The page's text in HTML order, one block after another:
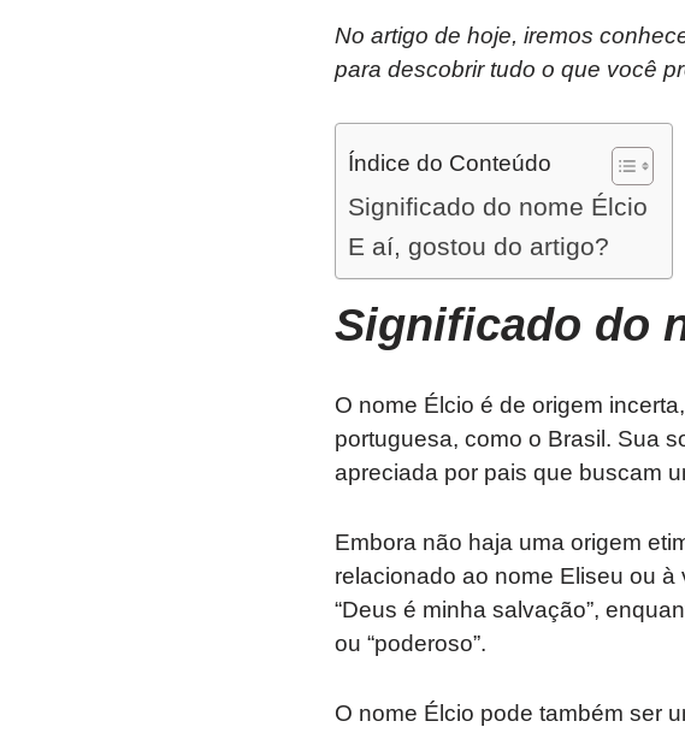
No artigo de hoje, iremos
para descobrir tudo o que você
Índice do Conteúdo
Significado do nome Élcio
E aí, gostou do artigo?
Significado do
O nome Élcio é de origem
portuguesa, como o Brasil. Sua
apreciada por pais que buscam
Embora não haja uma origem
relacionado ao nome Eliseu ou
“Deus é minha salvação”,
ou “poderoso”.
O nome Élcio pode também ser